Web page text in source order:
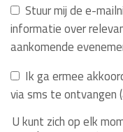
Stuur mij de e-
informatie over
aankomende
Ik ga ermee
via sms te ontvangen
U kunt zich op elk